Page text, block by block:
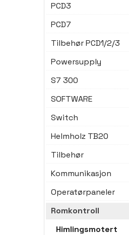
PCD3
PCD7
Tilbehør PCD1/2/3
Powersupply
S7 300
SOFTWARE
Switch
Helmholz TB20
Tilbehør
Kommunikasjon
Operatørpaneler
Romkontroll
Himlingsmotert